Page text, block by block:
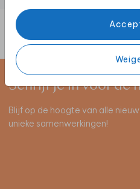
Schrijf je in voor de
Blijf op de hoogte van alle
unieke samenwerkingen!